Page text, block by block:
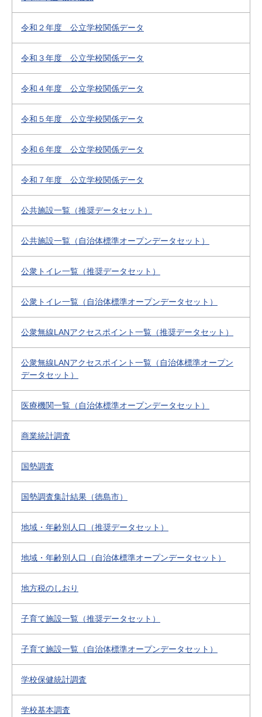
令和２年度 公立学校関係データ
令和３年度 公立学校関係データ
令和４年度 公立学校関係データ
令和５年度 公立学校関係データ
令和６年度 公立学校関係データ
令和７年度 公立学校関係データ
公共施設一覧（推奨データセット）
公共施設一覧（自治体標準オープンデータセット）
公衆トイレ一覧（推奨データセット）
公衆トイレ一覧（自治体標準オープンデータセット）
公衆無線LANアクセスポイント一覧（推奨データセット）
公衆無線LANアクセスポイント一覧（自治体標準オープン
データセット）
医療機関一覧（自治体標準オープンデータセット）
商業統計調査
国勢調査
国勢調査集計結果（徳島市）
地域・年齢別人口（推奨データセット）
地域・年齢別人口（自治体標準オープンデータセット）
地方税のしおり
子育て施設一覧（推奨データセット）
子育て施設一覧（自治体標準オープンデータセット）
学校保健統計調査
学校基本調査